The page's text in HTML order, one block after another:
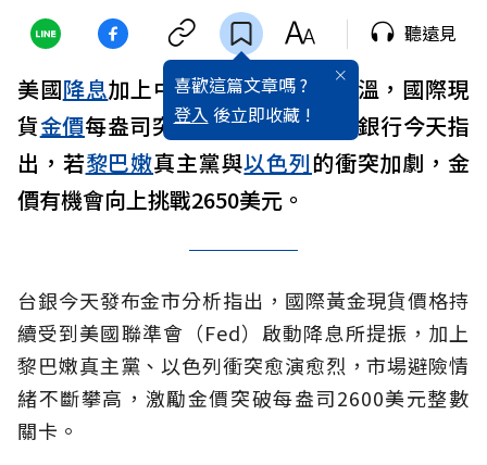
喜歡這篇文章嗎 ?
登入 後立即收藏 !
聽遠見
美國降息加上中東地緣政治風險升溫，國際現
貨金價每盎司突破2600美元，台灣銀行今天指
出，若黎巴嫩真主黨與以色列的衝突加劇，金
價有機會向上挑戰2650美元。
台銀今天發布金市分析指出，國際黃金現貨價格持
續受到美國聯準會（Fed）啟動降息所提振，加上
黎巴嫩真主黨、以色列衝突愈演愈烈，市場避險情
緒不斷攀高，激勵金價突破每盎司2600美元整數
關卡。